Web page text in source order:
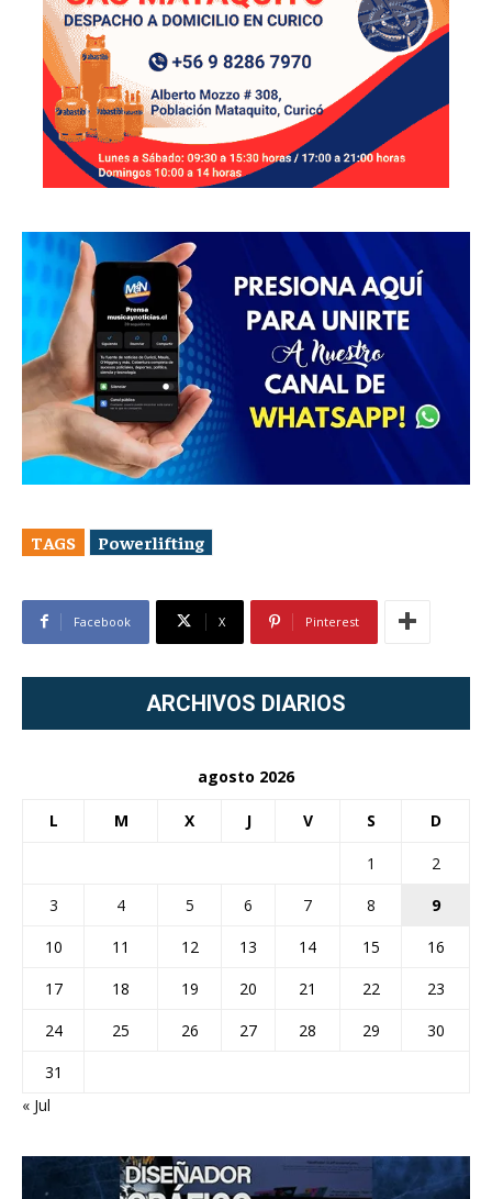
TAGS Powerlifting
Facebook X Pinterest
ARCHIVOS DIARIOS
agosto 2026
L M X J V S D
1
2
3
4 5 6 7 8
9
10
11 12 13 14 15
16
17
18 19 20 21 22
23
24
25 26 27 28 29
30
31
« Jul